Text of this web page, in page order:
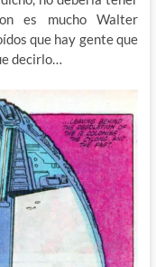
es mucho Walter
que hay gente que
decirlo…